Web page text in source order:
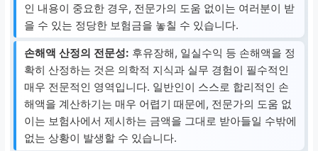
인 내용이 중요한 경우, 전문가의 도움 없이는 여러분이 받
을 수 있는 정당한 보험금을 놓칠 수 있습니다.
손해액 산정의 전문성: 후유장해, 일실수익 등 손해액을 정
확히 산정하는 것은 의학적 지식과 실무 경험이 필수적인
매우 전문적인 영역입니다. 일반인이 스스로 합리적인 손
해액을 계산하기는 매우 어렵기 때문에, 전문가의 도움 없
이는 보험사에서 제시하는 금액을 그대로 받아들일 수밖에
없는 상황이 발생할 수 있습니다.